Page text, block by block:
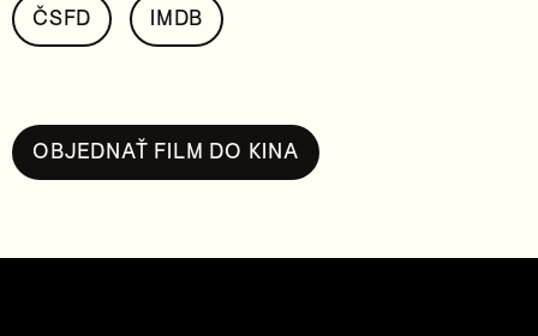
ČSFD IMDB
OBJEDNAŤ FILM DO KINA